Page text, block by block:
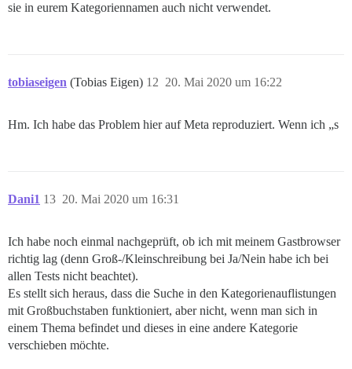
sie in eurem Kategoriennamen auch nicht verwendet.
tobiaseigen (Tobias Eigen) 20. Mai 2020 um 16:22
12
Hm. Ich habe das Problem hier auf Meta reproduziert. Wenn ich „s
Dani1 20. Mai 2020 um 16:31
13
Ich habe noch einmal nachgeprüft, ob ich mit meinem Gastbrowser
richtig lag (denn Groß-/Kleinschreibung bei Ja/Nein habe ich bei
allen Tests nicht beachtet).
Es stellt sich heraus, dass die Suche in den Kategorienauflistungen
mit Großbuchstaben funktioniert, aber nicht, wenn man sich in
einem Thema befindet und dieses in eine andere Kategorie
verschieben möchte.